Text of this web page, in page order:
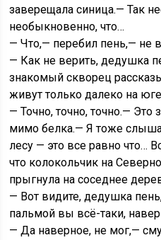
заверещала синица.— Так
необыкновенно, что…
— Что,— перебил пень,— не
— Как не верить, дедушка
знакомый скворец
живут только далеко на
— Точно, точно, точно.— Это
мимо белка.— Я тоже
лесу — это все равно что…
что колокольчик на
прыгнула на соседнее
— Вот видите, дедушка
пальмой вы всё-таки,
— Да наверное, не мог,—